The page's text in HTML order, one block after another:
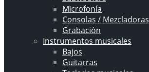
Microfonía
Consolas / Mezcladoras
Grabación
Instrumentos musicales
Bajos
Guitarras